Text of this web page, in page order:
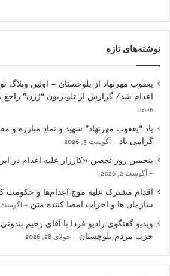
نوشته‌های تازه
یعقوب مهرنهاد از بلوچستان – اولین وبلاگ
اعدام شد/ گزارش از تلویزیون “رُژن” راجع
2026
یاد “یعقوب مهرنهاد” شهید و نمادِ مبارزه و
گرامی باد
آگوست 3, 2026
پنجمین روز تحصن «کارزار علیه اعدام در
آگوست 2, 2026
اقدام مشترک علیه موج اعدام‌ها و حکومت
سازمان ها و احزاب امضا کننده متن
آگوست 1, 2026
ویدیو گفتگوی رادیو فردا با آقای رحیم
حزب مردم بلوچستان
جولای 28, 2026